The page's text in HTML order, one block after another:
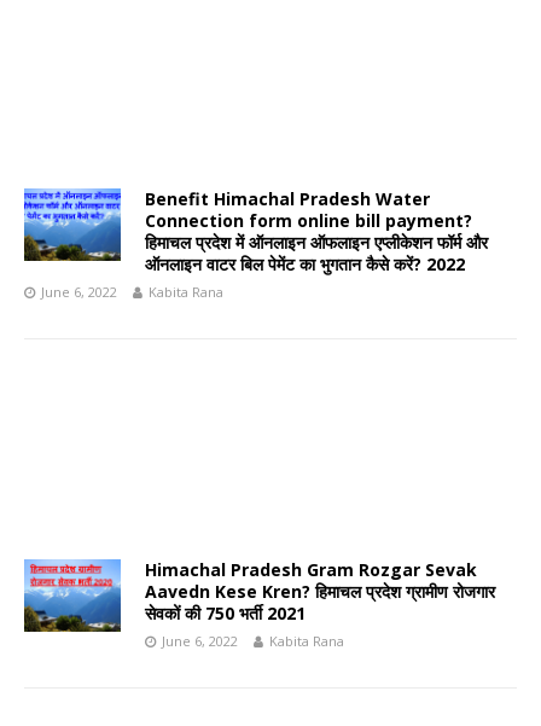
Benefit Himachal Pradesh Water
Connection form online bill payment?
हिमाचल प्रदेश में ऑनलाइन ऑफलाइन एप्लीकेशन फॉर्म और
ऑनलाइन वाटर बिल पेमेंट का भुगतान कैसे करें? 2022
June 6, 2022 Kabita Rana
Himachal Pradesh Gram Rozgar Sevak
Aavedn Kese Kren? हिमाचल प्रदेश ग्रामीण रोजगार
सेवकों की 750 भर्ती 2021
June 6, 2022 Kabita Rana